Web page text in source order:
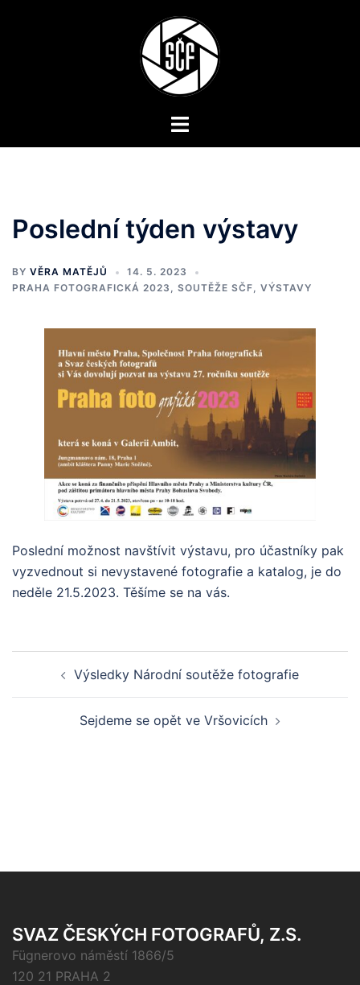
Toggle
Poslední týden výstavy
BY VĚRA MATĚJŮ
14. 5. 2023
PRAHA FOTOGRAFICKÁ 2023 , SOUTĚŽE SČF, VÝSTAVY
Poslední možnost navštívit výstavu, pro účastníky pak
vyzvednout si nevystavené fotografie a katalog, je do
neděle 21.5.2023. Těšíme se na vás.
navigationVýsledky Národní soutěže fotografie
Sejdeme se opět ve Vršovicích
SVAZ ČESKÝCH FOTOGRAFŮ, Z.S.
Fügnerovo náměstí 1866/5
120 21 PRAHA 2